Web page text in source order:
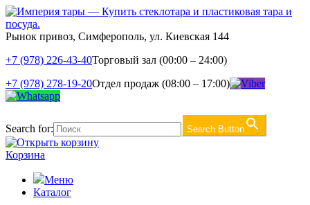
Рынок привоз, Симферополь, ул. Киевская 144
+7 (978) 226-43-40Торговый зал (00:00 – 24:00)
+7 (978) 278-19-20Отдел продаж (08:00 – 17:00)
Search for: Search Button
Корзина
Меню
Каталог